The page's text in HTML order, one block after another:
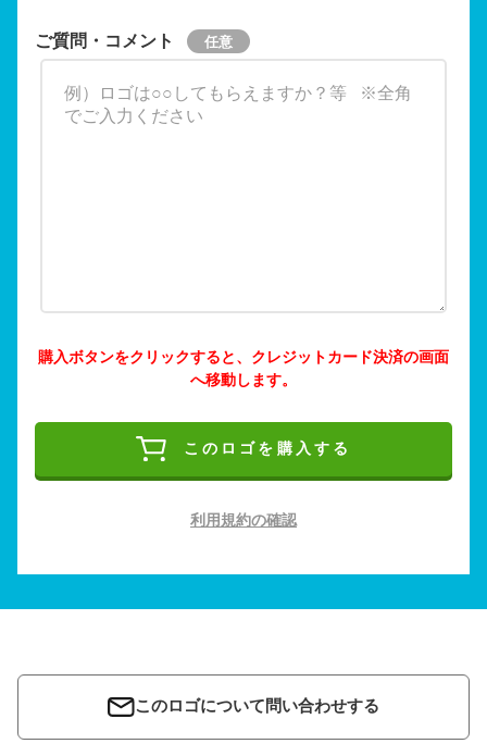
ご質問・コメント
購入ボタンをクリックすると、クレジットカード決済の画面
へ移動します。
このロゴを購入する
利用規約の確認
このロゴについて問い合わせする